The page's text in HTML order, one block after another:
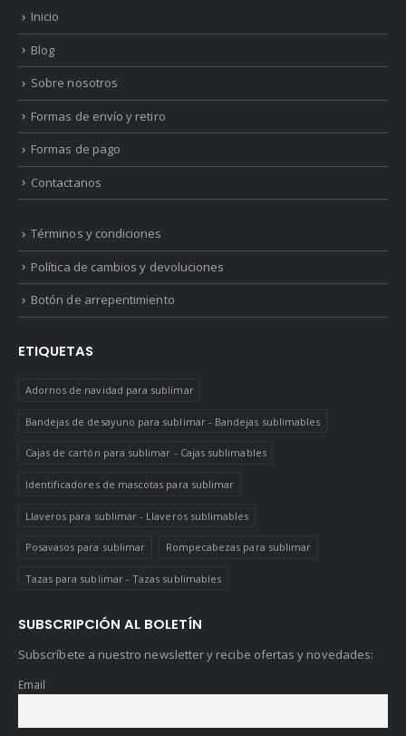
Inicio
Blog
Sobre nosotros
Formas de envío y retiro
Formas de pago
Contactanos
Términos y condiciones
Política de cambios y devoluciones
Botón de arrepentimiento
ETIQUETAS
Adornos de navidad para sublimar
Bandejas de desayuno para sublimar - Bandejas sublimables
Cajas de cartón para sublimar - Cajas sublimables
Identificadores de mascotas para sublimar
Llaveros para sublimar - Llaveros sublimables
Posavasos para sublimar Rompecabezas para sublimar
Tazas para sublimar - Tazas sublimables
SUBSCRIPCIÓN AL BOLETÍN
Subscríbete a nuestro newsletter y recibe ofertas y novedades:
Email